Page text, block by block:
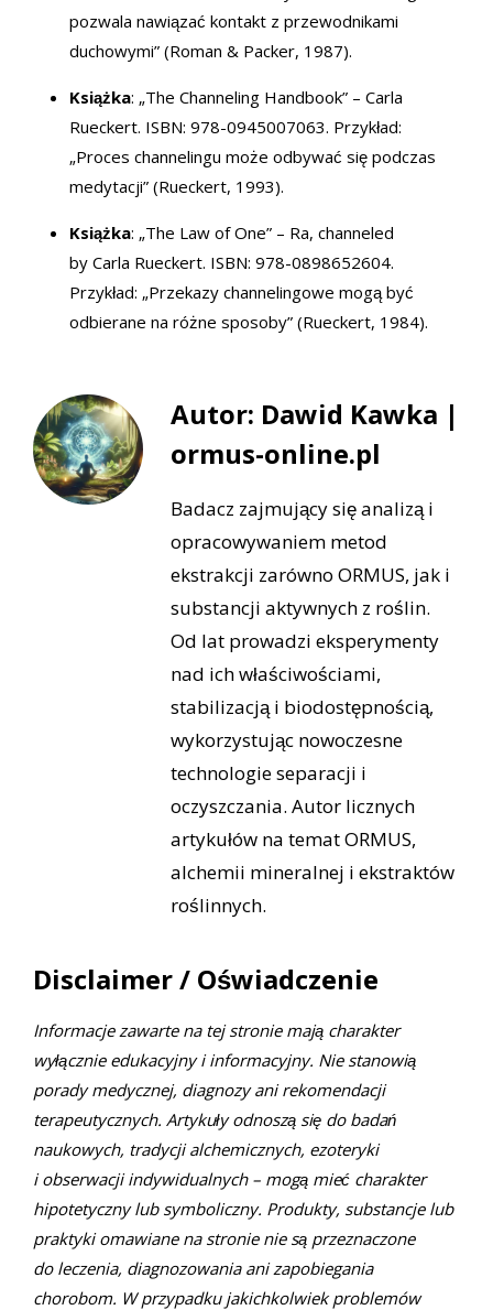
pozwala nawiązać kontakt z przewodnikami
duchowymi” (Roman & Packer, 1987).
Książka: „The Channeling Handbook” – Carla
Rueckert. ISBN: 978-0945007063. Przykład:
„Proces channelingu może odbywać się podczas
medytacji” (Rueckert, 1993).
Książka: „The Law of One” – Ra, channeled
by Carla Rueckert. ISBN: 978-0898652604.
Przykład: „Przekazy channelingowe mogą być
odbierane na różne sposoby” (Rueckert, 1984).
Autor: Dawid Kawka |
ormus-online.pl
Badacz zajmujący się analizą i
opracowywaniem metod
ekstrakcji zarówno ORMUS, jak i
substancji aktywnych z roślin.
Od lat prowadzi eksperymenty
nad ich właściwościami,
stabilizacją i biodostępnością,
wykorzystując nowoczesne
technologie separacji i
oczyszczania. Autor licznych
artykułów na temat ORMUS,
alchemii mineralnej i ekstraktów
roślinnych.
Disclaimer / Oświadczenie
Informacje zawarte na tej stronie mają charakter
wyłącznie edukacyjny i informacyjny. Nie stanowią
porady medycznej, diagnozy ani rekomendacji
terapeutycznych. Artykuły odnoszą się do badań
naukowych, tradycji alchemicznych, ezoteryki
i obserwacji indywidualnych – mogą mieć charakter
hipotetyczny lub symboliczny. Produkty, substancje lub
praktyki omawiane na stronie nie są przeznaczone
do leczenia, diagnozowania ani zapobiegania
chorobom. W przypadku jakichkolwiek problemów